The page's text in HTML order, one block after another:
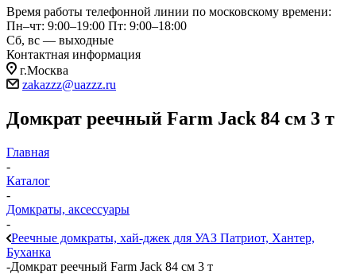
Время работы телефонной линии по московскому времени:
Пн–чт: 9:00–19:00 Пт: 9:00–18:00
Сб, вс — выходные
Контактная информация
г.Москва
zakazzz@uazzz.ru
Домкрат реечный Farm Jack 84 см 3 т
Главная
-
Каталог
-
Домкраты, аксессуары
-
Реечные домкраты, хай-джек для УАЗ Патриот, Хантер,
Буханка
-Домкрат реечный Farm Jack 84 см 3 т